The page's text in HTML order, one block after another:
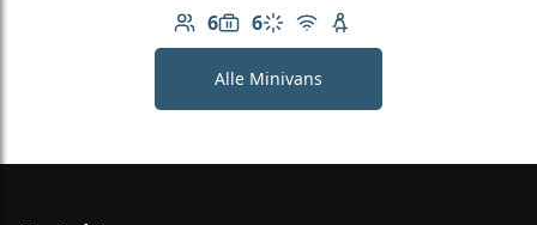
6
Anzahl der Passagiere: 6
6
Gepäckkapazität: 6
Klimaanlage
Kostenloses WLAN
Kindersitz verfügbar
Alle Minivans